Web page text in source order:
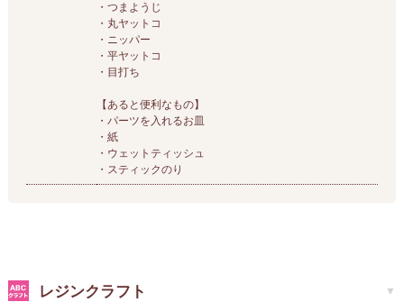
・つまようじ
・丸ヤットコ
・ニッパー
・平ヤットコ
・目打ち
【あると便利なもの】
・パーツを入れるお皿
・紙
・ウェットティッシュ
・スティックのり
レジンクラフト